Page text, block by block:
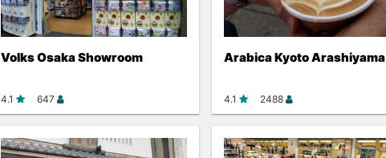
Volks Osaka Showroom
4.1 647
Arabica Kyoto Arashiyama
4.1 2488